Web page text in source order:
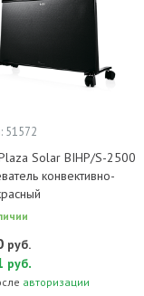
51572
Solar BIHP/S-2500
конвективно-
руб.
руб.
авторизации